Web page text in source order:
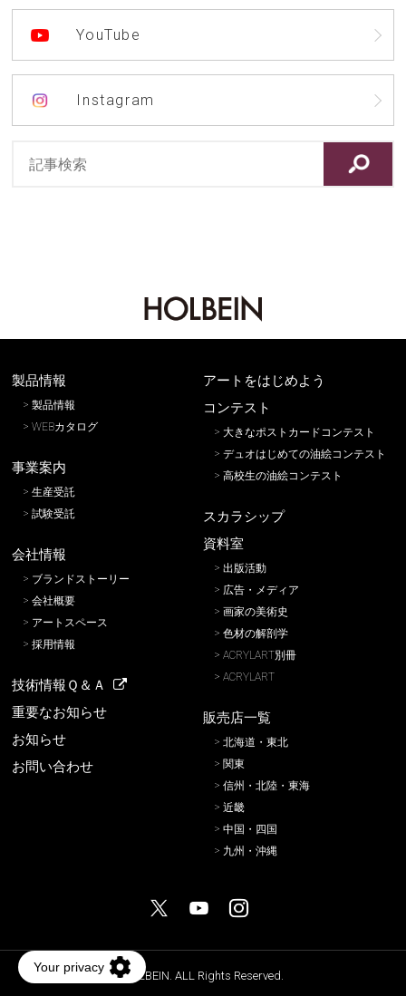
YouTube
Instagram
製品情報
製品情報
WEBカタログ
事業案内
生産受託
試験受託
会社情報
ブランドストーリー
会社概要
アートスペース
採用情報
アートをはじめよう
コンテスト
大きなポストカードコンテスト
デュオはじめての油絵コンテスト
高校生の油絵コンテスト
スカラシップ
資料室
出版活動
広告・メディア
画家の美術史
色材の解剖学
ACRYLART別冊
ACRYLART
販売店一覧
北海道・東北
関東
信州・北陸・東海
近畿
中国・四国
九州・沖縄
技術情報Ｑ＆Ａ
重要なお知らせ
お知らせ
お問い合わせ
HOLBEIN. ALL Rights Reserved.